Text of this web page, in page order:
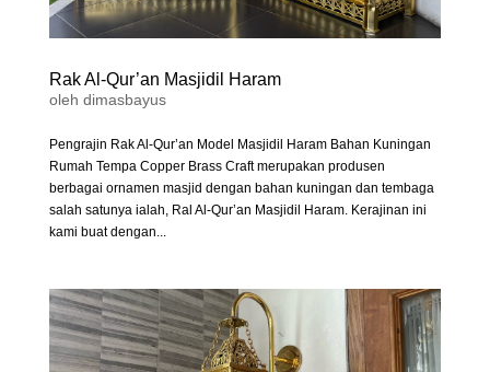
Rak Al-Qur’an Masjidil Haram
oleh dimasbayus
Pengrajin Rak Al-Qur’an Model Masjidil Haram Bahan Kuningan
Rumah Tempa Copper Brass Craft merupakan produsen
berbagai ornamen masjid dengan bahan kuningan dan tembaga
salah satunya ialah, Ral Al-Qur’an Masjidil Haram. Kerajinan ini
kami buat dengan...